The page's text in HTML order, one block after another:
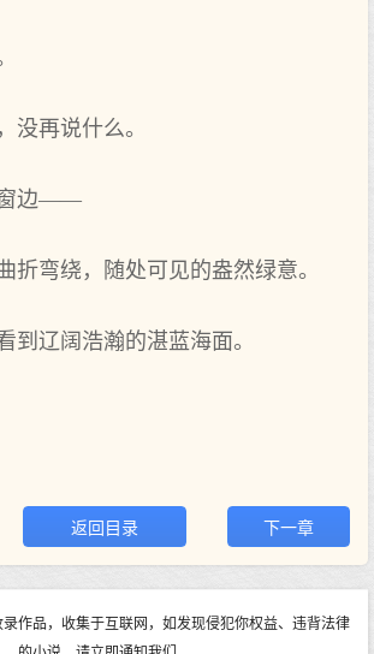
没再说什么。
窗边——
折弯绕，随处可见的盎然绿意。
到辽阔浩瀚的湛蓝海面。
返回目录 下一章
作品，收集于互联网，如发现侵犯你权益、违背法律